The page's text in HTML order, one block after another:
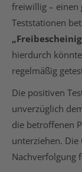
freiwillig – einen
Teststationen
hierdurch
regelmäßig
Die positiven
unverzüglich
die betroffenen
unterziehen.
Nachverfolgung